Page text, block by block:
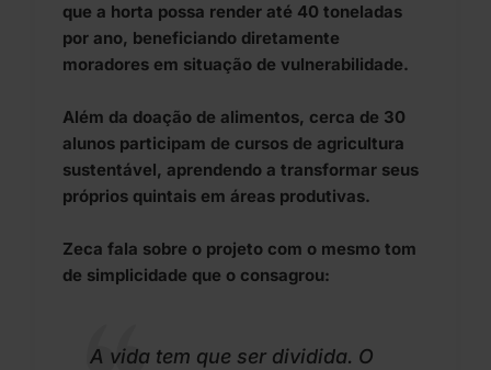
que a horta possa render até 40 toneladas
por ano, beneficiando diretamente
moradores em situação de vulnerabilidade.
Além da doação de alimentos, cerca de 30
alunos participam de cursos de agricultura
sustentável, aprendendo a transformar seus
próprios quintais em áreas produtivas.
Zeca fala sobre o projeto com o mesmo tom
de simplicidade que o consagrou:
A vida tem que ser dividida. O